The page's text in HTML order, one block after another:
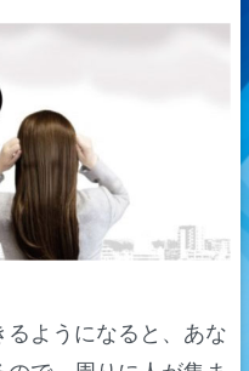
ようになると、あな